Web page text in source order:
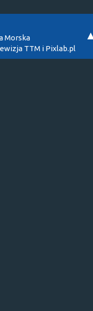
Morska
TTM i Pixlab.pl